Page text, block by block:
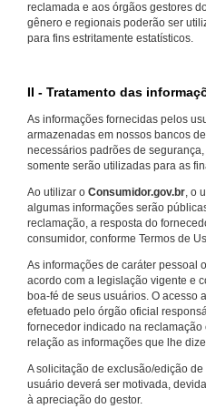
reclamada e aos órgãos gestores
gênero e regionais poderão ser
para fins estritamente estatísticos.
II - Tratamento das
As informações fornecidas pelos
armazenadas em nossos bancos
necessários padrões de
somente serão utilizadas para as
Ao utilizar o Consumidor.gov.br, o
algumas informações serão
reclamação, a resposta do
consumidor, conforme Termos de
As informações de caráter pessoal
acordo com a legislação vigente e
boa-fé de seus usuários. O acesso
efetuado pelo órgão oficial
fornecedor indicado na
relação as informações que lhe
A solicitação de exclusão/edição
usuário deverá ser motivada,
à apreciação do gestor.